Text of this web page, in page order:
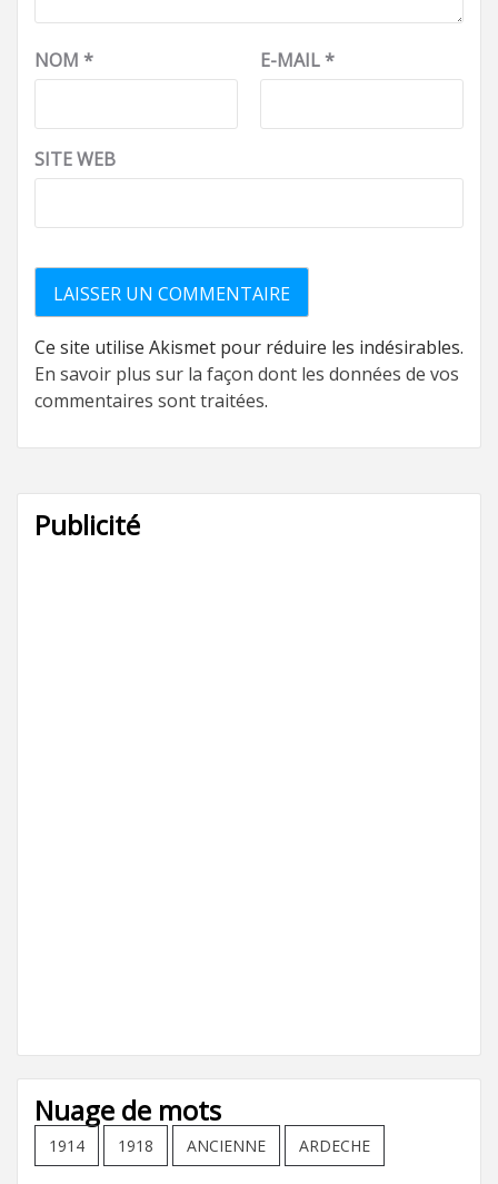
NOM * E-MAIL*
SITE WEB
Ce site utilise Akismet pour réduire les indésirables.
En savoir plus sur la façon dont les données de vos
commentaires sont traitées.
Publicité
Nuage de mots
1914 1918 ANCIENNE ARDECHE